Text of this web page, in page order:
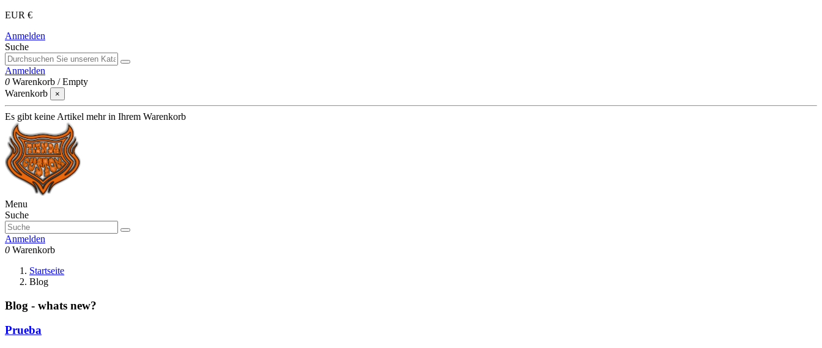
EUR €
Anmelden
Suche
Anmelden
0 Warenkorb /Empty
Warenkorb
×
Es gibt keine Artikel mehr in Ihrem Warenkorb
Menu
Suche
Anmelden
0 Warenkorb
Startseite
Blog
Blog - whats new?
Prueba